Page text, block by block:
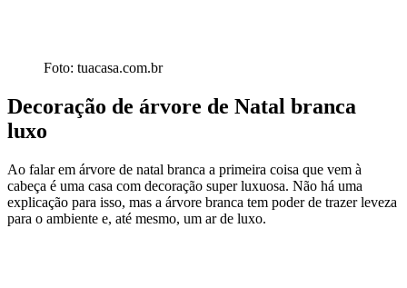
Foto: tuacasa.com.br
Decoração de árvore de Natal branca
luxo
Ao falar em árvore de natal branca a primeira coisa que vem à
cabeça é uma casa com decoração super luxuosa. Não há uma
explicação para isso, mas a árvore branca tem poder de trazer leveza
para o ambiente e, até mesmo, um ar de luxo.